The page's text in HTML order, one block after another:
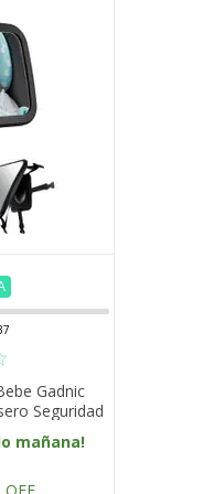
Gadnic
Seguridad
Resistente A
mañana!